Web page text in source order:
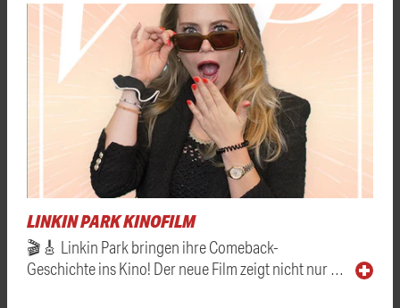
LINKIN PARK KINOFILM
🎬🎸 Linkin Park bringen ihre Comeback-
Geschichte ins Kino! Der neue Film zeigt nicht nur …